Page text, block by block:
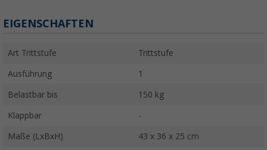
EIGENSCHAFTEN
Art Trittstufe Trittstufe
Ausführung 1
Belastbar bis 150 kg
Klappbar -
Maße (LxBxH) 43 x 36 x 25 cm